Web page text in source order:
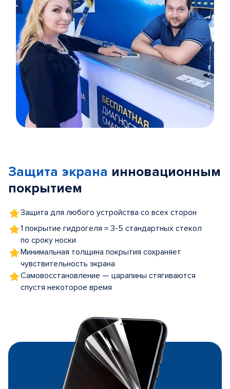
5
Защита экрана инновационным
покрытием
Защита для любого устройства со всех сторон
1 покрытие гидрогеля = 3-5 стандартных стекол
по сроку носки
Минимальная толщина покрытия сохраняет
чувствительность экрана
Самовосстановление — царапины стягиваются
спустя некоторое время